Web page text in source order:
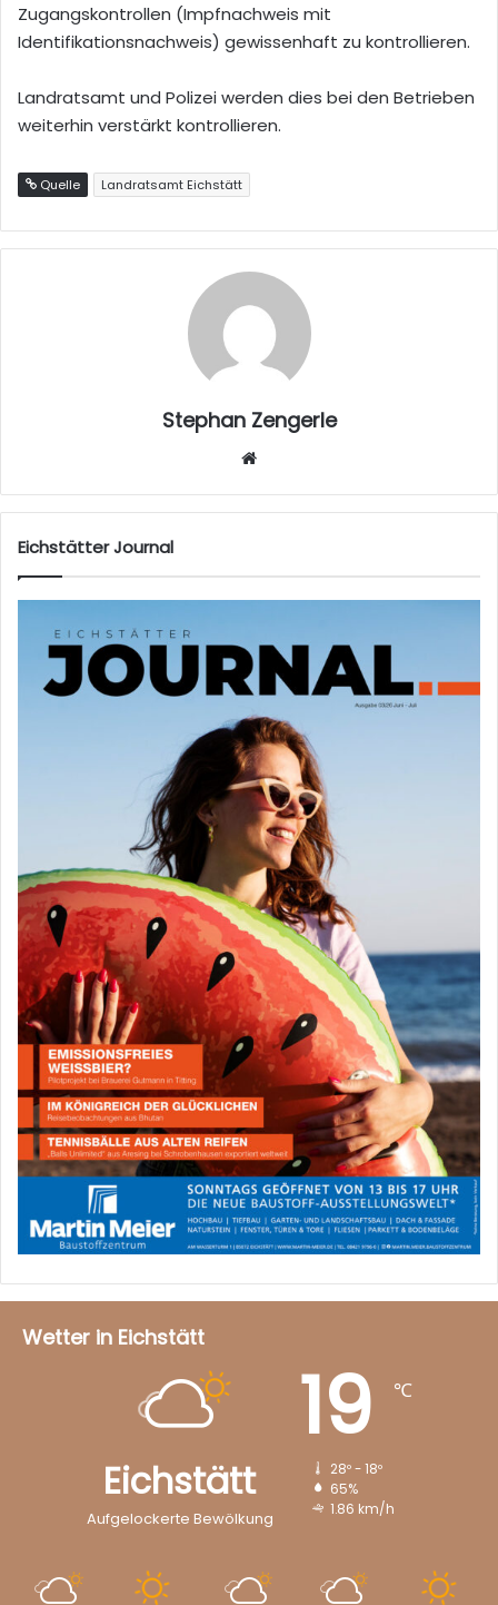
Zugangskontrollen (Impfnachweis mit
Identifikationsnachweis) gewissenhaft zu kontrollieren.
Landratsamt und Polizei werden dies bei den Betrieben
weiterhin verstärkt kontrollieren.
Quelle Landratsamt Eichstätt
Stephan Zengerle
sei
Eichstätter Journal
Wetter in Eichstätt
Eichstätt
Aufgelockerte Bewölkung
19 ℃
28º - 18º
65%
1.86 km/h